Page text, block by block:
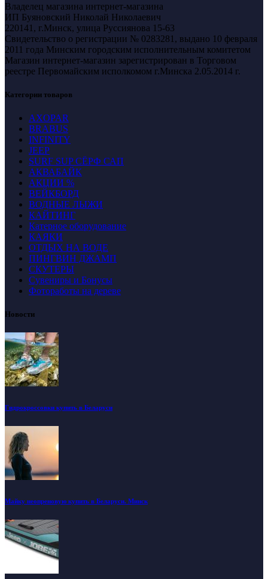
Владелец магазина интернет-магазина
ИП Буяновский Николай Николаевич
220141, г.Минск, улица Руссиянова 15-63
Свидетельство о регистрации № 0283281, выдано 10 февраля
2011 года Минским городским исполнительным комитетом
Магазин интернет-магазин зарегистрирован в Торговом
реестре Первомайским исполкомом г.Минска 2.05.2014 г.
Категории товаров
AXOPAR
BRABUS
INFINITY
JEEP
SURF SUP СЁРФ САП
АКВАБАЙК
АКЦИИ %
ВЕЙКБОРД
ВОДНЫЕ ЛЫЖИ
КАЙТИНГ
Катерное оборудование
КАЯКИ
ОТДЫХ НА ВОДЕ
ПИНГВИН ДЖАМП
СКУТЕРЫ
Сувениры и Бонусы
Фотоработы на дереве
Новости
Гидрокроссовки купить в Беларуси
Майку неопреновую купить в Беларуси. Минск